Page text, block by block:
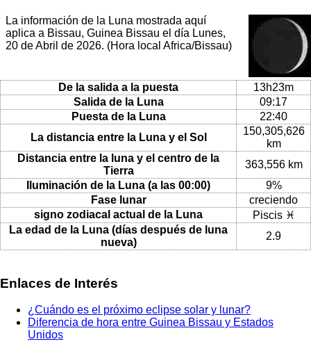
La información de la Luna mostrada aquí
aplica a Bissau, Guinea Bissau el día Lunes,
20 de Abril de 2026. (Hora local Africa/Bissau)
De la salida a la puesta
13h23m
Salida de la Luna
09:17
Puesta de la Luna
22:40
La distancia entre la Luna y el Sol
150,305,626
km
Distancia entre la luna y el centro de la
Tierra
363,556 km
Iluminación de la Luna (a las 00:00)
9%
Fase lunar
creciendo
signo zodiacal actual de la Luna
Piscis ♓
La edad de la Luna (días después de luna
nueva)
2.9
Enlaces de Interés
¿Cuándo es el próximo eclipse solar y lunar?
Diferencia de hora entre Guinea Bissau y Estados
Unidos